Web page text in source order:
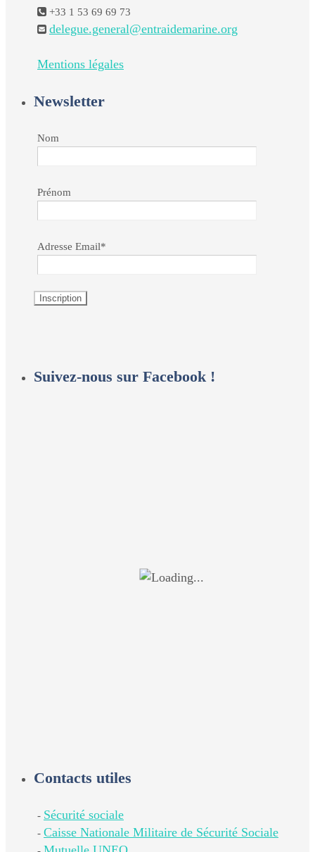
+33 1 53 69 69 73
delegue.general@entraidemarine.org
Mentions légales
Newsletter
Nom
Prénom
Adresse Email*
Suivez-nous sur Facebook !
Contacts utiles
- Sécurité sociale
- Caisse Nationale Militaire de Sécurité Sociale